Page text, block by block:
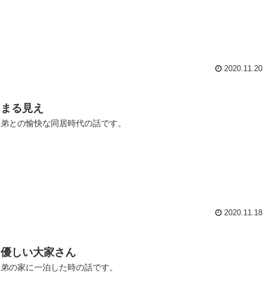
2020.11.20
まる見え
弟との愉快な同居時代の話です。
2020.11.18
優しい大家さん
弟の家に一泊した時の話です。